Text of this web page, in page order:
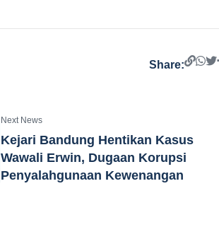
Share:
Next News
Kejari Bandung Hentikan Kasus
Wawali Erwin, Dugaan Korupsi
Penyalahgunaan Kewenangan